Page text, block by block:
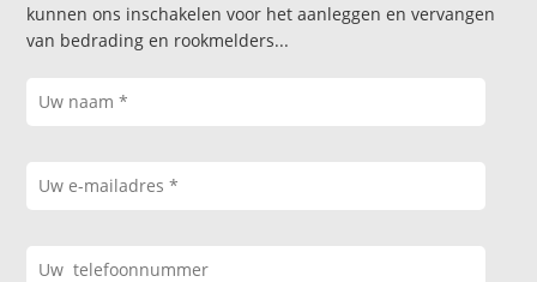
kunnen ons inschakelen voor het aanleggen en vervangen
van bedrading en rookmelders...